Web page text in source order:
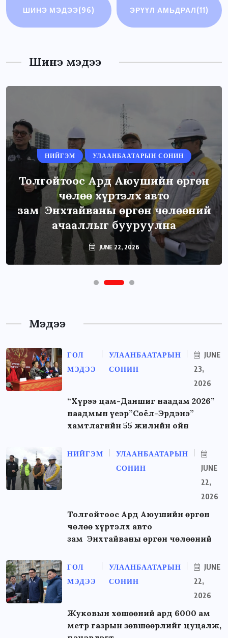
ШИНЭ МЭДЭЭ(96) ЭРҮҮЛ АМЬДРАЛ(11)
Шинэ мэдээ
НИЙГЭМ УЛААНБААТАРЫН СОНИН
Толгойтоос Ард Аюушийн өргөн
чөлөө хүртэлх авто
зам Энхтайваны өргөн чөлөөний
ачааллыг бууруулна
JUNE 22, 2026
Мэдээ
ГОЛ
МЭДЭЭ
УЛААНБААТАРЫН
СОНИН
JUNE
23,
2026
“Хүрээ цам-Даншиг наадам 2026”
наадмын үеэр”Соёл-Эрдэнэ”
хамтлагийн 55 жилийн ойн
НИЙГЭМ
УЛААНБААТАРЫН
СОНИН
JUNE
22,
2026
Толгойтоос Ард Аюушийн өргөн
чөлөө хүртэлх авто
зам Энхтайваны өргөн чөлөөний
ГОЛ
МЭДЭЭ
УЛААНБААТАРЫН
СОНИН
JUNE
22,
2026
Жуковын хөшөөний ард 6000 ам
метр газрын зөвшөөрлийг цуцалж,